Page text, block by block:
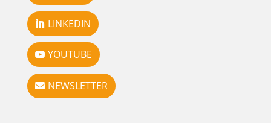
LINKEDIN
YOUTUBE
NEWSLETTER